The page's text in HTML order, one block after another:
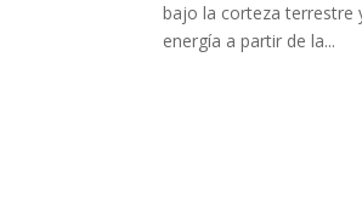
bajo la corteza terrestre
energía a partir de la...